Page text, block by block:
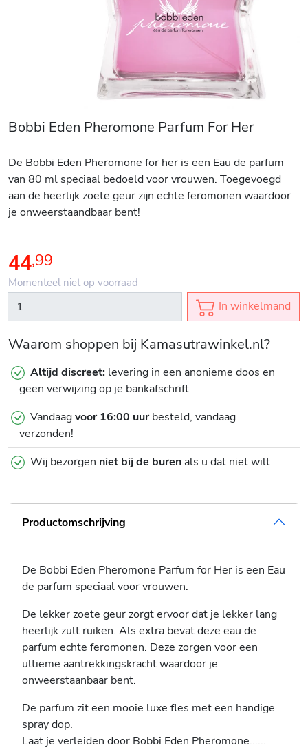
Bobbi Eden Pheromone Parfum For Her
De Bobbi Eden Pheromone for her is een Eau de parfum
van 80 ml speciaal bedoeld voor vrouwen. Toegevoegd
aan de heerlijk zoete geur zijn echte feromonen waardoor
je onweerstaandbaar bent!
44,99
Momenteel niet op voorraad
In winkelmand
Waarom shoppen bij Kamasutrawinkel.nl?
Altijd discreet: levering in een anonieme doos en
geen verwijzing op je bankafschrift
Vandaagvoor 16:00 uurbesteld, vandaag
verzonden!
Wij bezorgen niet bij de burenals u dat niet wilt
Productomschrijving
De Bobbi Eden Pheromone Parfum for Her is een Eau
de parfum speciaal voor vrouwen.
De lekker zoete geur zorgt ervoor dat je lekker lang
heerlijk zult ruiken. Als extra bevat deze eau de
parfum echte feromonen. Deze zorgen voor een
ultieme aantrekkingskracht waardoor je
onweerstaanbaar bent.
De parfum zit een mooie luxe fles met een handige
spray dop.
Laat je verleiden door Bobbi Eden Pheromone......